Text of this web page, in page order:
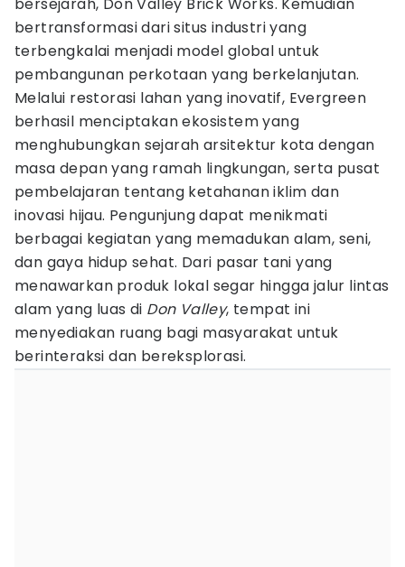
bertransformasi dari situs industri yang
terbengkalai menjadi model global untuk
pembangunan perkotaan yang berkelanjutan.
Melalui restorasi lahan yang inovatif, Evergreen
berhasil menciptakan ekosistem yang
menghubungkan sejarah arsitektur kota dengan
masa depan yang ramah lingkungan, serta pusat
pembelajaran tentang ketahanan iklim dan
inovasi hijau. Pengunjung dapat menikmati
berbagai kegiatan yang memadukan alam, seni,
dan gaya hidup sehat. Dari pasar tani yang
menawarkan produk lokal segar hingga jalur lintas
alam yang luas di Don Valley, tempat ini
menyediakan ruang bagi masyarakat untuk
berinteraksi dan bereksplorasi.